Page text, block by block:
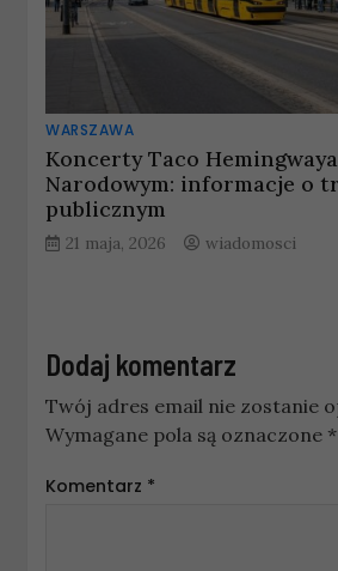
WARSZAWA
Koncerty Taco
Narodowym: informacje o
publicznym
21 maja, 2026 wiadomosci
Dodaj komentarz
Twój adres email nie zostanie
Wymagane pola są oznaczone *
Komentarz *